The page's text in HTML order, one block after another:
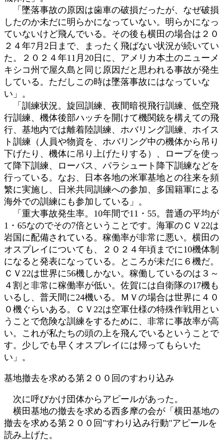
「墜落事故の原因は歯車の破損だったが、なぜ破損
したのか未だに明らかになっていない。明らかになっ
ていないけど飛んでいる。その後も横田の場合は２０
２４年7月2日まで、まったく飛ばない状況が続いてい
た。２０２４年11月20日に、アメリカ本土のニューメ
キシコ州で屋久島と同じ原因だと思われる事故が発生
している。ただしこの時は墜落事故にはなっていな
い」。
「訓練状況。旋回訓練、夜間暗視飛行訓練、低空飛
行訓練、機体後部ハッチを開けて機関銃を構えての飛
行、基地内では離着陸訓練、ホバリング訓練、ホイス
ト訓練（人員や物資を、ホバリング中の機体から吊り
下げたり、機体に吊り上げたりする）、ロープを使っ
て降下訓練、ローバス、パラシュート降下訓練などを
行っている。なお、日本各地の米軍基地との往来を頻
繁に実施し、日米共同訓練への参加、多国籍軍による
海外での訓練にも参加している」。
「重大事故発生率。10年間で11・55。普通の平均が
1・65なのでその7倍ということです。海軍のＣＶ22は
岩国に配備されている。稼働率が非常に悪い。横田の
オスプレイについても、２０２４年頃までに10機体制
になると発表になっている。ところが未だに６機だ。
ＣＶ22は世界に56機しかない。稼働しているのは３～
４割と非常に稼働率が低い。佐賀には自衛隊の17機も
いるし、普天間に24機いる。ＭＶの場合は世界に４０
０機ぐらいある。ＣＶ22は空軍仕様の特殊作戦用とい
うことで危険な訓練をするために、非常に事故率が高
い。これが私たちの頭の上を飛んでいるということで
す。少しでも早くオスプレイには帰ってもらいた
い」。
基地撤去を求める第２００回のすわり込み
次に呼びかけ団体からアピールがあった。
横田基地の撤去を求める西多摩の会が「横田基地の
撤去を求める第２００回"すわり込み行動"アピールを
読み上げた。